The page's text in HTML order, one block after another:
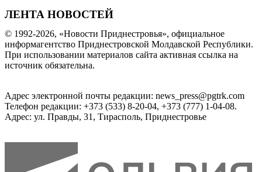
ЛЕНТА НОВОСТЕЙ
© 1992-2026, «Новости Приднестровья», официальное
информагентство Приднестровской Молдавской Республики.
При использовании материалов сайта активная ссылка на
источник обязательна.
Адрес электронной почты редакции: news_press@pgtrk.com
Телефон редакции: +373 (533) 8-20-04, +373 (777) 1-04-08.
Адрес: ул. Правды, 31, Тирасполь, Приднестровье